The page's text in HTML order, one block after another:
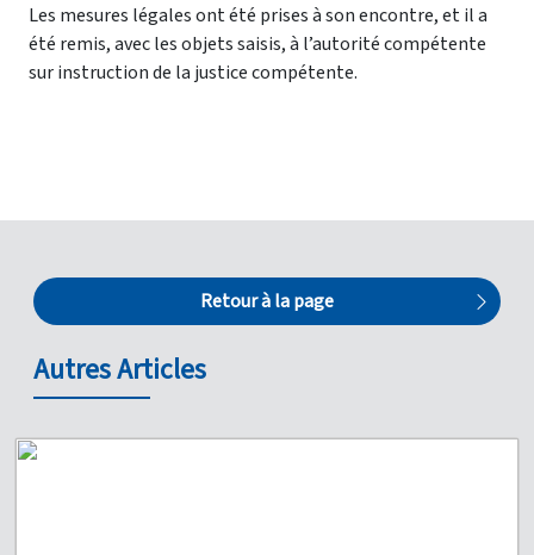
Les mesures légales ont été prises à son encontre, et il a
été remis, avec les objets saisis, à l’autorité compétente
sur instruction de la justice compétente.
Autres Articles
Retour à la page